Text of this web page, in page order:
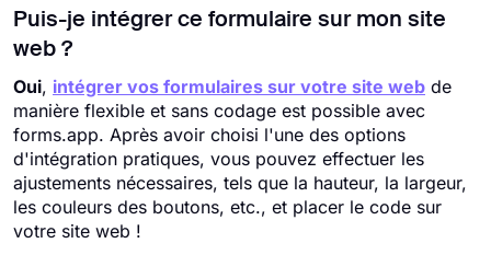
Puis-je intégrer ce formulaire sur mon site
web ?
Oui, intégrer vos formulaires sur votre site web de
manière flexible et sans codage est possible avec
forms.app. Après avoir choisi l'une des options
d'intégration pratiques, vous pouvez effectuer les
ajustements nécessaires, tels que la hauteur, la largeur,
les couleurs des boutons, etc., et placer le code sur
votre site web !